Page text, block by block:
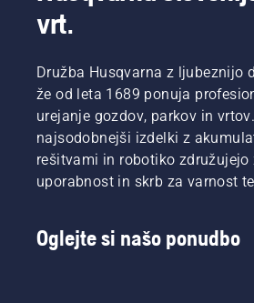
vrt.
Družba Husqvarna z ljubeznijo
že od leta 1689 ponuja
urejanje gozdov, parkov in
najsodobnejši izdelki z
rešitvami in robotiko
uporabnost in skrb za varnost
Oglejte si našo ponudbo